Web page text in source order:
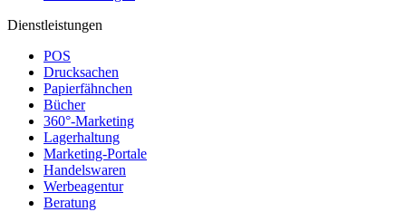
Dienstleistungen
POS
Drucksachen
Papierfähnchen
Bücher
360°-Marketing
Lagerhaltung
Marketing-Portale
Handelswaren
Werbeagentur
Beratung